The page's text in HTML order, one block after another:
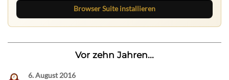
Browser Suite installieren
Vor zehn Jahren...
6. August 2016